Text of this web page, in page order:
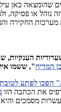
כאן עילת דחיית
ולמעשהאילן
והפרקליטות
שנחשפו עד
אילן ישועה:
לטובת הנאה שהיא
הזו מכאן
והיאהבסיס